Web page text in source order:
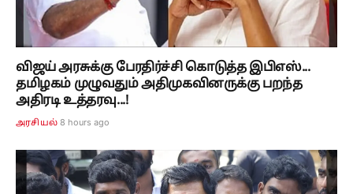
விஜய் அரசுக்கு பேரதிர்ச்சி கொடுத்த இபிஎஸ்...
தமிழகம் முழுவதும் அதிமுகவினருக்கு பறந்த
அதிரடி உத்தரவு...!
அரசியல் 8 hours ago